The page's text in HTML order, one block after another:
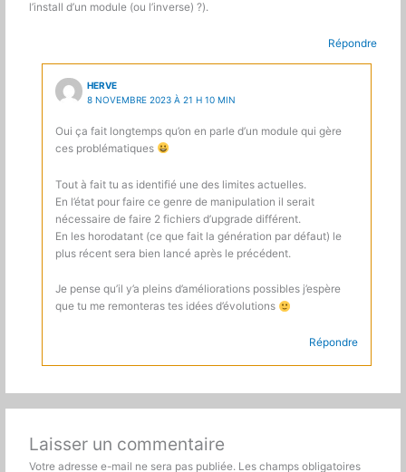
l’install d’un module (ou l’inverse) ?).
Répondre
HERVE
8 NOVEMBRE 2023 À 21 H 10 MIN
Oui ça fait longtemps qu’on en parle d’un module qui gère
ces problématiques
Tout à fait tu as identifié une des limites actuelles.
En l’état pour faire ce genre de manipulation il serait
nécessaire de faire 2 fichiers d’upgrade différent.
En les horodatant (ce que fait la génération par défaut) le
plus récent sera bien lancé après le précédent.
Je pense qu’il y’a pleins d’améliorations possibles j’espère
que tu me remonteras tes idées d’évolutions
Répondre
Laisser un commentaire
Votre adresse e-mail ne sera pas publiée. Les champs obligatoires